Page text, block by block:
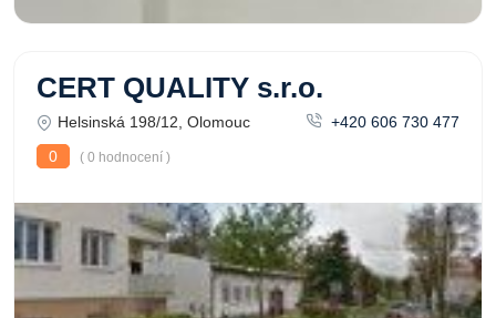
CERT QUALITY s.r.o.
Helsinská 198/12, Olomouc
+420 606 730 477
0
( 0 hodnocení )